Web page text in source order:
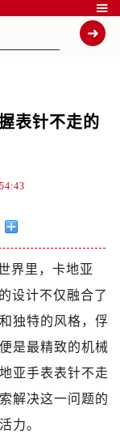

表针不走的
界里，卡地亚
设计不仅融合了
独特的风格，俘
是最精致的机械
亚手表表针不走
解决这一问题的
力。